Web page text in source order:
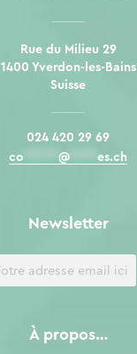
Rue du Milieu 29
1400 Yverdon-les-Bains
Suisse
024 420 29 69
co
@ es.ch
À propos…
Newsletter